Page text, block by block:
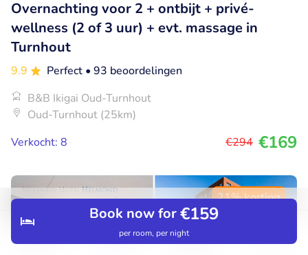
Search Bookings
Book now for€159
per room, per night
Overnachting voor 2 + ontbijt + privé-
wellness (2 of 3 uur) + evt. massage in
Turnhout
9.9 Perfect • 93 beoordelingen
B&B Ikigai Oud-Turnhout
Oud-Turnhout (25km)
Verkocht: 8
€294 €169
21% korting